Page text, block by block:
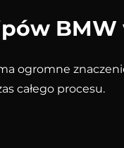
BMW
ogromne
całego procesu.